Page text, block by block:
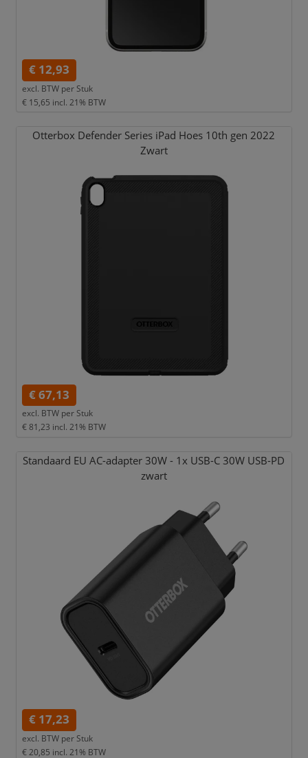
€ 12,93
excl. BTW per Stuk
€ 15,65 incl. 21% BTW
Otterbox Defender Series iPad Hoes 10th gen 2022
Zwart
€ 67,13
excl. BTW per Stuk
€ 81,23 incl. 21% BTW
Standaard EU AC-adapter 30W - 1x USB-C 30W USB-PD
zwart
€ 17,23
excl. BTW per Stuk
€ 20,85 incl. 21% BTW